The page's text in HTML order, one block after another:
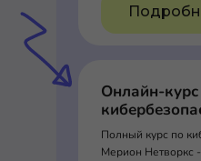
Онлайн-
Полный курс по
Мерион Нетворкс